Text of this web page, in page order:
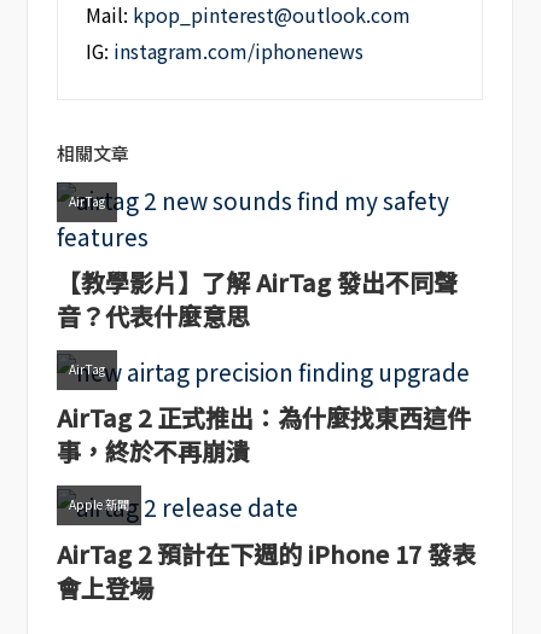
Mail: kpop_pinterest@outlook.com
IG: instagram.com/iphonenews
相關文章
AirTag
【教學影片】了解 AirTag 發出不同聲
音？代表什麼意思
AirTag
AirTag 2 正式推出：為什麼找東西這件
事，終於不再崩潰
Apple 新聞
AirTag 2 預計在下週的 iPhone 17 發表
會上登場